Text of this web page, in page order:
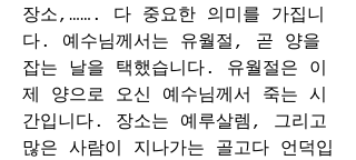
장소,……. 다 중요한 의미를 가집니
다. 예수님께서는 유월절, 곧 양을
잡는 날을 택했습니다. 유월절은 이
제 양으로 오신 예수님께서 죽는 시
간입니다. 장소는 예루살렘, 그리고
많은 사람이 지나가는 골고다 언덕입